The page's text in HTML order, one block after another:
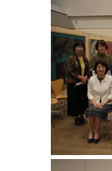
買う・おみやげ
移住・定住
地方創生・地域活
行政・計画